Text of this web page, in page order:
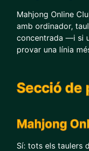
Mahjong Online
amb ordinador,
concentrada —i si
provar una línia
Secció de
Mahjong
Sí: tots els taulers